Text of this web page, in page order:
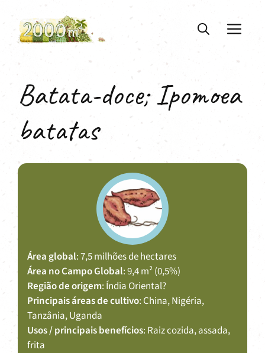
Batata-doce; Ipomoea
batatas
Área global: 7,5 milhões de hectares
Área no Campo Global: 9,4 m² (0,5%)
Região de origem: Índia Oriental?
Principais áreas de cultivo: China, Nigéria,
Tanzânia, Uganda
Usos / principais benefícios: Raiz cozida, assada,
frita